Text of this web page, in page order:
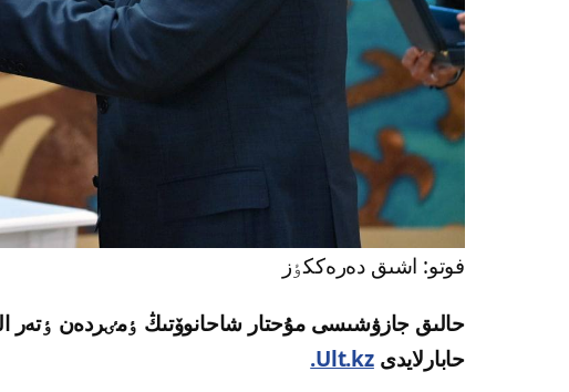
فوتو: اشىق دەرەككٶز
حالىق جازۋشىسى مۇحتار شاحانوۆتىڭ ٶمٸردەن ٶتەر
حابارلايدىUlt.kz.